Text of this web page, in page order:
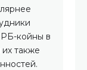
РБ-койны в
также